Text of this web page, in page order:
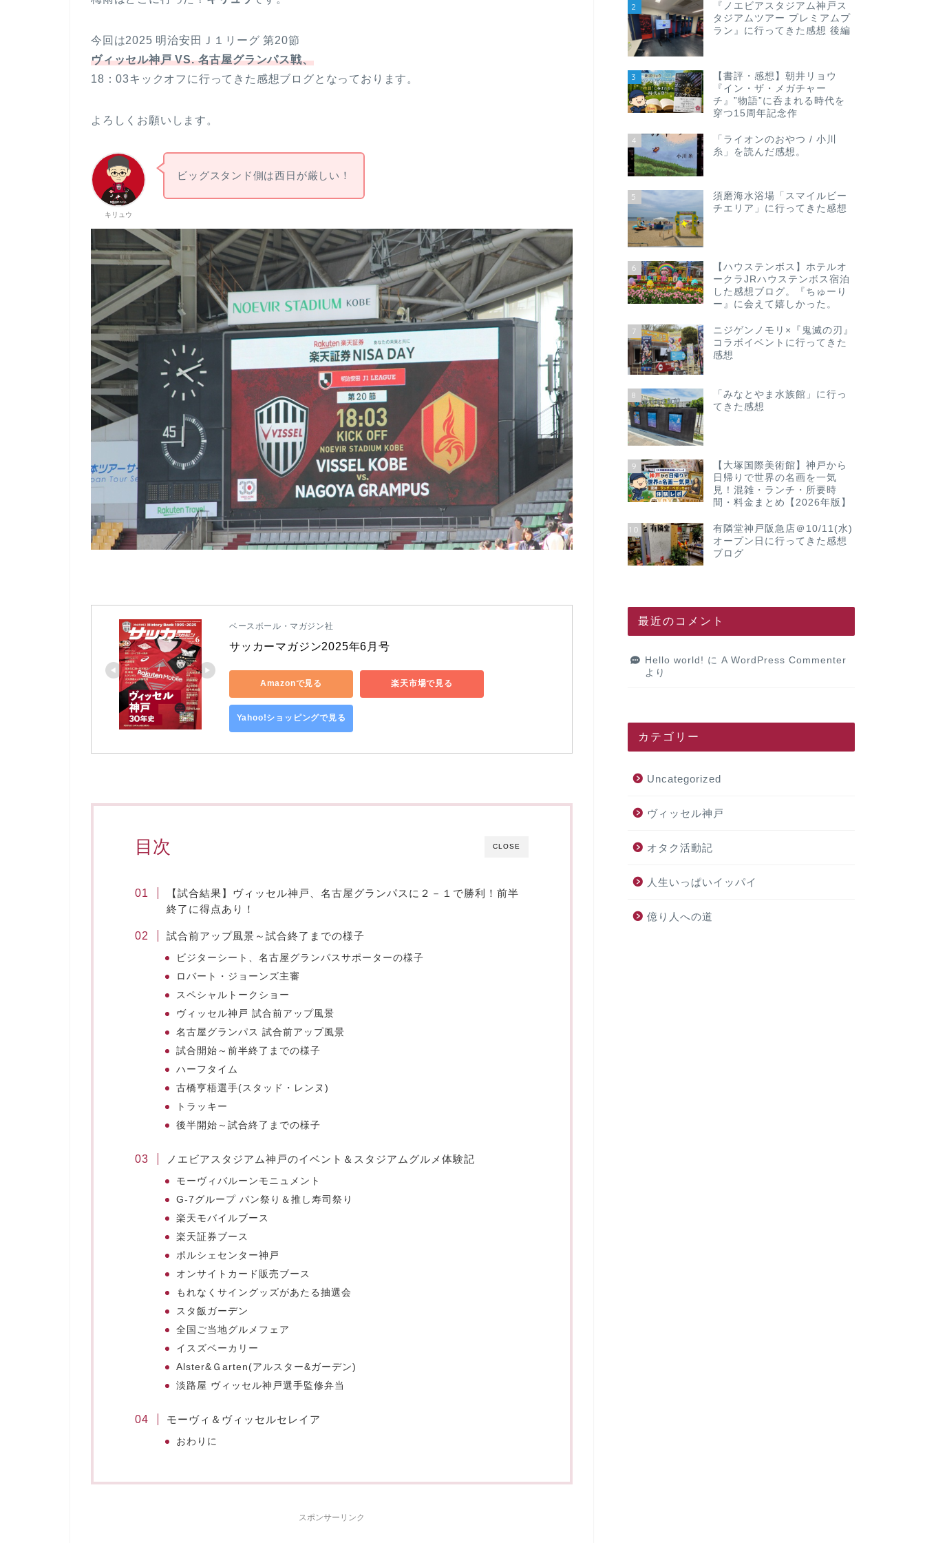
今回は2025 明治安田Ｊ１リーグ 第20節
ヴィッセル神戸 VS. 名古屋グランパス戦、
18：03キックオフに行ってきた感想ブログとなっております。
よろしくお願いします。
キリュウ
ビッグスタンド側は西日が厳しい！
ベースボール・マガジン社
サッカーマガジン2025年6月号
Amazonで見る 楽天市場で見る
Yahoo!ショッピングで見る
CLOSE
目次
【試合結果】ヴィッセル神戸、名古屋グランパスに２－１で勝利！前半
終了に得点あり！
試合前アップ風景～試合終了までの様子
ビジターシート、名古屋グランパスサポーターの様子
ロバート・ジョーンズ主審
スペシャルトークショー
ヴィッセル神戸 試合前アップ風景
名古屋グランパス 試合前アップ風景
試合開始～前半終了までの様子
ハーフタイム
古橋亨梧選手(スタッド・レンヌ)
トラッキー
後半開始～試合終了までの様子
ノエビアスタジアム神戸のイベント＆スタジアムグルメ体験記
モーヴィバルーンモニュメント
G-7グループ パン祭り＆推し寿司祭り
楽天モバイルブース
楽天証券ブース
ポルシェセンター神戸
オンサイトカード販売ブース
もれなくサイングッズがあたる抽選会
スタ飯ガーデン
全国ご当地グルメフェア
イスズベーカリー
Alster&Ｇarten(アルスター&ガーデン)
淡路屋 ヴィッセル神戸選手監修弁当
モーヴィ＆ヴィッセルセレイア
おわりに
スポンサーリンク
2
『ノエビアスタジアム神戸ス
タジアムツアー プレミアムプ
ラン』に行ってきた感想 後編
3
【書評・感想】朝井リョウ
『イン・ザ・メガチャー
チ』”物語”に呑まれる時代を
穿つ15周年記念作
4
「ライオンのおやつ / 小川
糸」を読んだ感想。
5
須磨海水浴場「スマイルビー
チエリア」に行ってきた感想
6
【ハウステンボス】ホテルオ
ークラJRハウステンボス宿泊
した感想ブログ。『ちゅーり
ー』に会えて嬉しかった。
7
ニジゲンノモリ×『鬼滅の刃』
コラボイベントに行ってきた
感想
8
「みなとやま水族館」に行っ
てきた感想
9
【大塚国際美術館】神戸から
日帰りで世界の名画を一気
見！混雑・ランチ・所要時
間・料金まとめ【2026年版】
10
有隣堂神戸阪急店＠10/11(水)
オープン日に行ってきた感想
ブログ
最近のコメント
Hello world! に A WordPress Commenter
より
カテゴリー
Uncategorized
ヴィッセル神戸
オタク活動記
人生いっぱいイッパイ
億り人への道